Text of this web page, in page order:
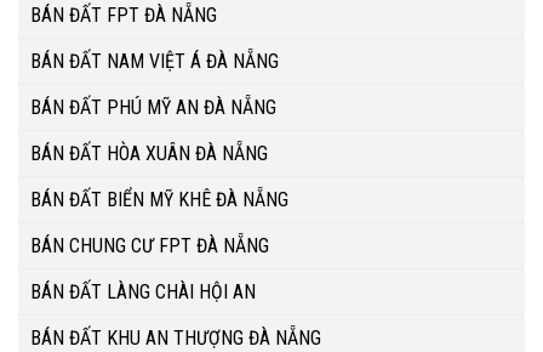
BÁN ĐẤT FPT ĐÀ NẴNG
BÁN ĐẤT NAM VIỆT Á ĐÀ NẴNG
BÁN ĐẤT PHÚ MỸ AN ĐÀ NẴNG
BÁN ĐẤT HÒA XUÂN ĐÀ NẴNG
BÁN ĐẤT BIỂN MỸ KHÊ ĐÀ NẴNG
BÁN CHUNG CƯ FPT ĐÀ NẴNG
BÁN ĐẤT LÀNG CHÀI HỘI AN
BÁN ĐẤT KHU AN THƯỢNG ĐÀ NẴNG